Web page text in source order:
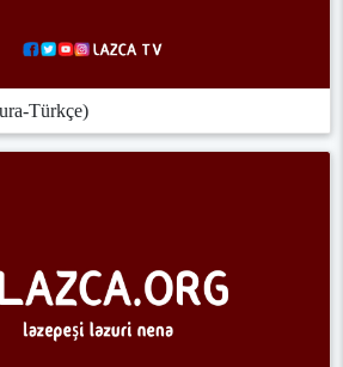
Türkçe)